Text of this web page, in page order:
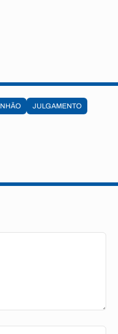
JULGAMENTO